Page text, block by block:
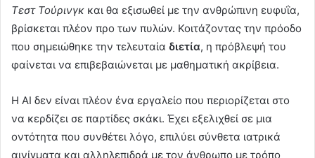
Τεστ Τούρινγκ και θα εξισωθεί με την ανθρώπινη ευφυΐα,
βρίσκεται πλέον προ των πυλών. Κοιτάζοντας την πρόοδο
που σημειώθηκε την τελευταία διετία, η πρόβλεψή του
φαίνεται να επιβεβαιώνεται με μαθηματική ακρίβεια.
Η AI δεν είναι πλέον ένα εργαλείο που περιορίζεται στο
να κερδίζει σε παρτίδες σκάκι. Έχει εξελιχθεί σε μια
οντότητα που συνθέτει λόγο, επιλύει σύνθετα ιατρικά
αινίγματα και αλληλεπιδρά με τον άνθρωπο με τρόπο